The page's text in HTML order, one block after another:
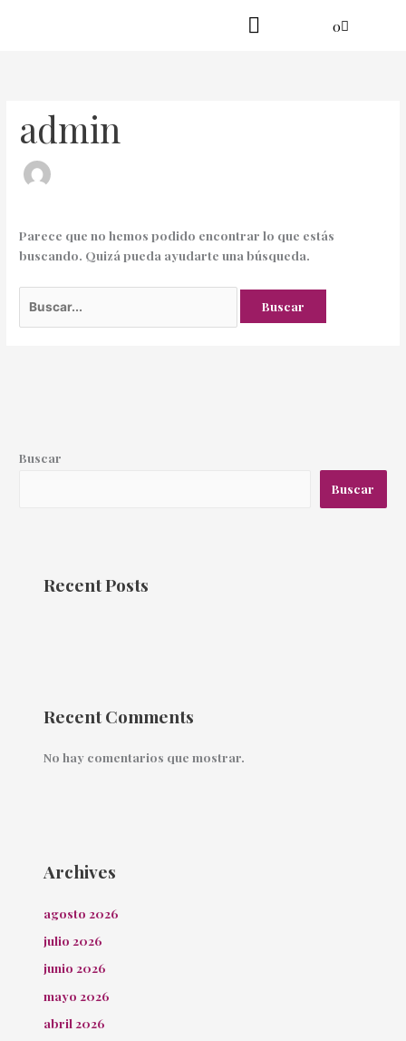
0
Cart
admin
Parece que no hemos podido encontrar lo que estás
buscando. Quizá pueda ayudarte una búsqueda.
Buscar
Buscar
Recent Posts
Recent Comments
No hay comentarios que mostrar.
Archives
agosto 2026
julio 2026
junio 2026
mayo 2026
abril 2026